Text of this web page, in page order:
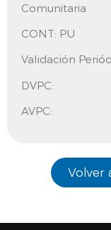
Comunitaria
CONT: PU
Validación
DVPC:
AVPC:
Volver